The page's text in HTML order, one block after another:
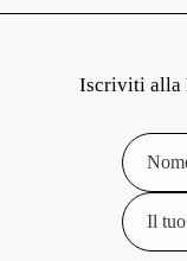
Iscriviti alla